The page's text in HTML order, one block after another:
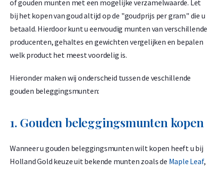
of gouden munten met een mogelijke verzamelwaarde. Let
bij het kopen van goud altijd op de "goudprijs per gram" die u
betaald. Hierdoor kunt u eenvoudig munten van verschillende
producenten, gehaltes en gewichten vergelijken en bepalen
welk product het meest voordelig is.
Hieronder maken wij onderscheid tussen de veschillende
gouden beleggingsmunten:
1. Gouden beleggingsmunten kopen
Wanneer u gouden beleggingsmunten wilt kopen heeft u bij
Holland Gold keuze uit bekende munten zoals de Maple Leaf,